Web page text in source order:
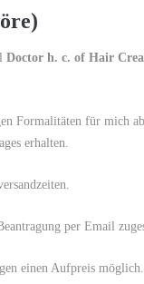
Doctor h. c. of Hair
Formalitäten für mich
erhalten.
per Email
einen Aufpreis